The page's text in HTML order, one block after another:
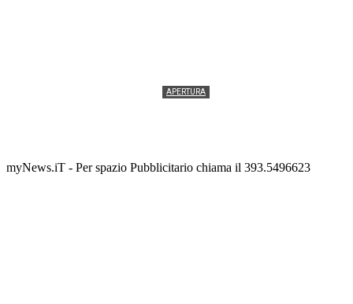
APERTURA
myNews.iT - Per spazio Pubblicitario chiama il 393.5496623